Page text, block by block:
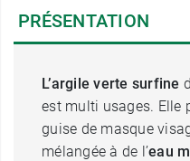
PRÉSENTATION
L’argile verte surfine
est multi usages. Elle
guise de masque
mélangée à de l’eau